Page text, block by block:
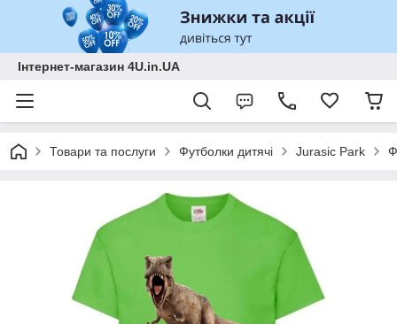
Інтернет-магазин 4U.in.UA
Товари та послуги Футболки дитячі Jurasic Park